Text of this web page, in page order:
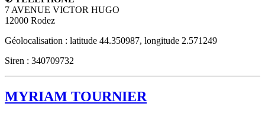
7 AVENUE VICTOR HUGO
12000 Rodez
Géolocalisation : latitude 44.350987, longitude 2.571249
Siren : 340709732
MYRIAM TOURNIER